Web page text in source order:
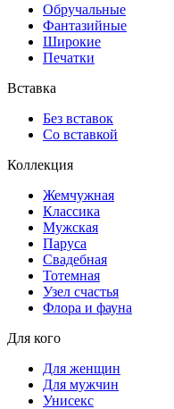
Обручальные
Фантазийные
Широкие
Печатки
Вставка
Без вставок
Со вставкой
Коллекция
Жемчужная
Классика
Мужская
Паруса
Свадебная
Тотемная
Узел счастья
Флора и фауна
Для кого
Для женщин
Для мужчин
Унисекс